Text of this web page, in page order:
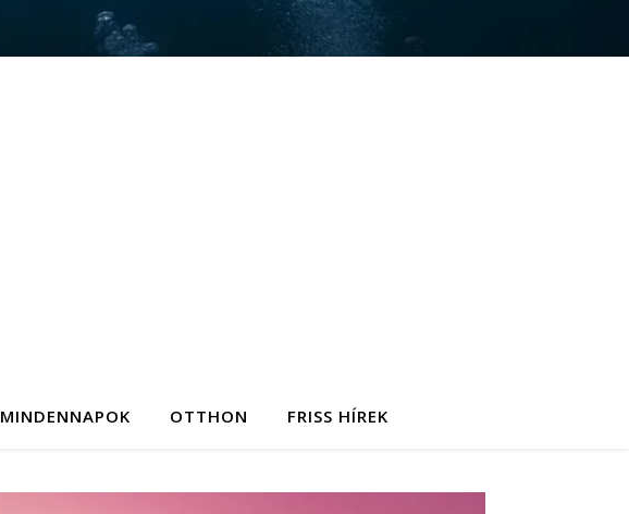
MINDENNAPOK OTTHON FRISS HÍREK